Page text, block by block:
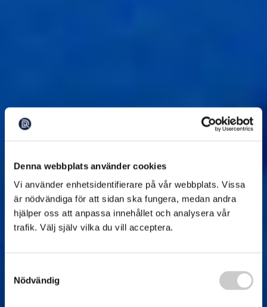
Denna webbplats använder cookies
Vi använder enhetsidentifierare på vår webbplats. Vissa
är nödvändiga för att sidan ska fungera, medan andra
hjälper oss att anpassa innehållet och analysera vår
trafik. Välj själv vilka du vill acceptera.
Nödvändig